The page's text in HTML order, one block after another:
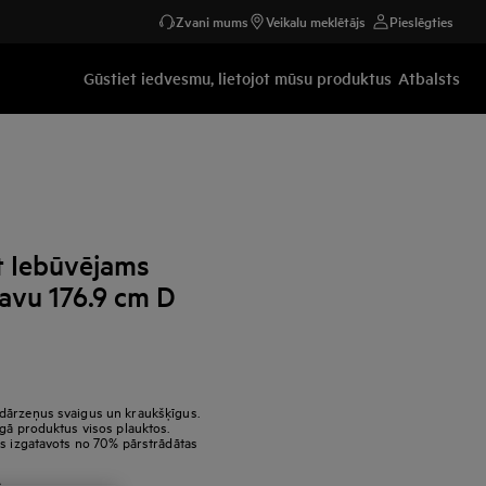
Zvani mums Veikalu meklētājs Pieslēgties
Gūstiet iedvesmu, lietojot mūsu produktus Atbalsts
176.9 cm D
svaigus un kraukšķīgus.
produktus visos plauktos.
izgatavots no 70% pārstrādātas